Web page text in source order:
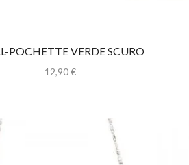
POCHETTE VERDE SCURO
12,90€